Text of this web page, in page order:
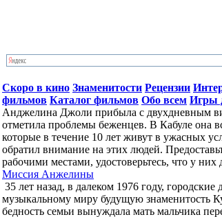
Скоро в кино Знаменитости Рецензии
фильмов Каталог фильмов Обо всем Игры
Анджелина Джоли прибыла с двухдневным
отметила проблемы беженцев. В Кабуле она
которые в течение 10 лет живут в ужасных
обратил внимание на этих людей.
рабочими местами, удостоверьтесь, что у них
Миссия Анжелины
35 лет назад, в далеком 1976 году,
музыкальному миру будущую знаменитость
бедность семьи вынуждала мать мальчика